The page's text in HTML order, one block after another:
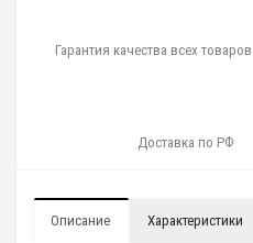
Гарантия качества всех
Доставка по РФ
Описание Характеристики